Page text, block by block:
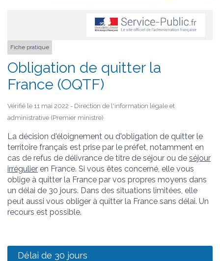
Fiche pratique
Obligation de quitter la
France (OQTF)
Vérifié le 11 mai 2022 - Direction de l'information légale et
administrative (Premier ministre)
La décision d'éloignement ou d'obligation de quitter le
territoire français est prise par le préfet, notamment en
cas de refus de délivrance de titre de séjour ou de séjour
irrégulier en France. Si vous êtes concerné, elle vous
oblige à quitter la France par vos propres moyens dans
un délai de 30 jours. Dans des situations limitées, elle
peut aussi vous obliger à quitter la France sans délai. Un
recours est possible.
Délai de 30 jours